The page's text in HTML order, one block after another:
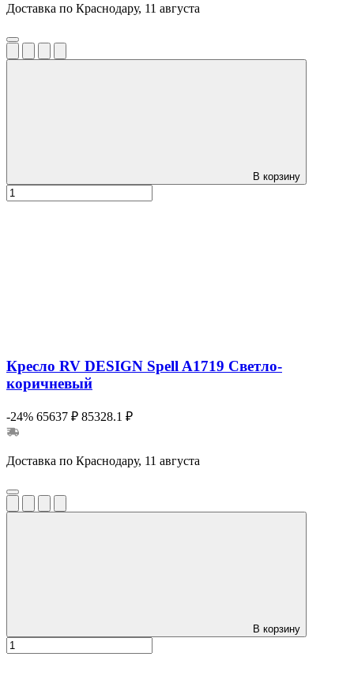
Доставка по Краснодару, 11 августа
В корзину
Кресло RV DESIGN Spell A1719 Светло-
коричневый
-24% 65637 ₽ 85328.1 ₽
Доставка по Краснодару, 11 августа
В корзину